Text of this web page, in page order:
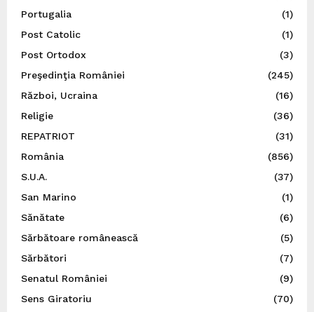
Portugalia
(1)
Post Catolic
(1)
Post Ortodox
(3)
Preşedinţia României
(245)
Război, Ucraina
(16)
Religie
(36)
REPATRIOT
(31)
România
(856)
S.U.A.
(37)
San Marino
(1)
Sănătate
(6)
Sărbătoare românească
(5)
Sărbători
(7)
Senatul României
(9)
Sens Giratoriu
(70)